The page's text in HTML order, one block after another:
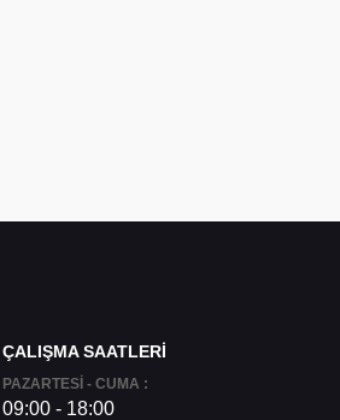
ÇALIŞMA SAATLERİ
PAZARTESİ - CUMA :
09:00 - 18:00